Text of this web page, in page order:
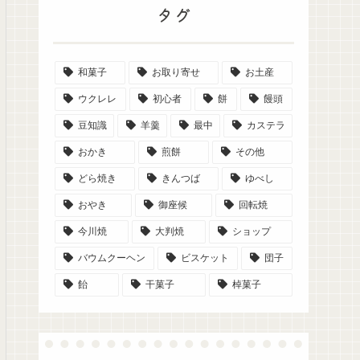
タグ
和菓子 お取り寄せ お土産
ウクレレ 初心者 餅 饅頭
豆知識 羊羹 最中 カステラ
おかき 煎餅 その他
どら焼き きんつば ゆべし
おやき 御座候 回転焼
今川焼 大判焼 ショップ
バウムクーヘン ビスケット 団子
飴 干菓子 棹菓子